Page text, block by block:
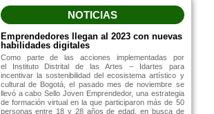
NOTICIAS
Emprendedores llegan al 2023 con nuevas
habilidades digitales
Como parte de las acciones implementadas por
el Instituto Distrital de las Artes – Idartes para
incentivar la sostenibilidad del ecosistema artístico y
cultural de Bogotá, el pasado mes de noviembre se
llevó a cabo Sello Joven Emprendedor, una estrategia
de formación virtual en la que participaron más de 50
personas entre 18 y 28 años de edad, en busca de